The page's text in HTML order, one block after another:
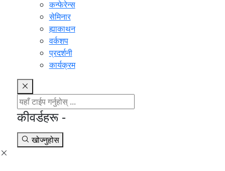
कन्फेरेन्स
सेमिनार
ह्याकाथन
वर्कशप
प्रदर्शनी
कार्यक्रम
कीवर्डहरू -
खोज्नुहोस